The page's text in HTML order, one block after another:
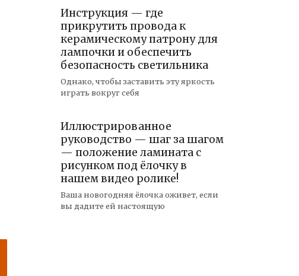
Инструкция — где
прикрутить провода к
керамическому патрону для
лампочки и обеспечить
безопасность светильника
Однако, чтобы заставить эту яркость
играть вокруг себя
Иллюстрированное
руководство — шаг за шагом
— положение ламината с
рисунком под ёлочку в
нашем видео ролике!
Ваша новогодняя ёлочка оживет, если
вы дадите ей настоящую